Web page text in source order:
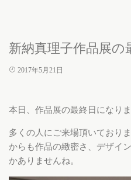
新納真理子作品展の
2017年5月21日
本日、作品展の最終日になりま
多くの人にご来場頂いており
からも作品の緻密さ、デザイ
かありませんね。